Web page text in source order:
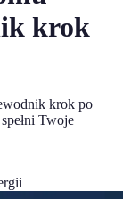
krok
krok po
Twoje